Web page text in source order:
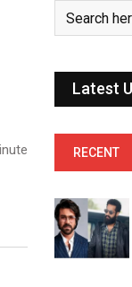
Latest
RECENT